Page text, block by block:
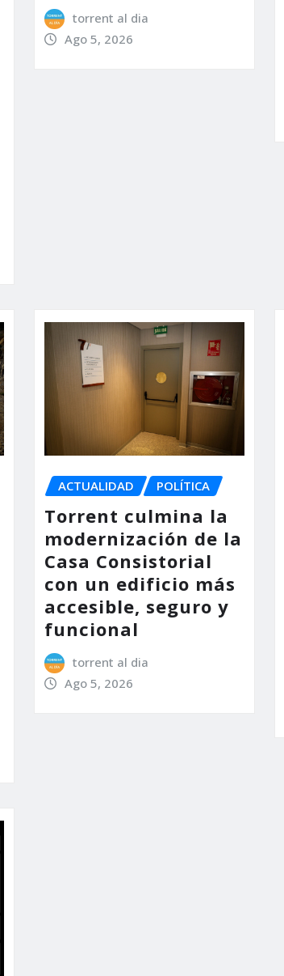
torrent al dia
Ago 5, 2026
ACTUALIDAD POLÍTICA
Torrent culmina la
modernización de la
Casa Consistorial
con un edificio más
accesible, seguro y
funcional
torrent al dia
Ago 5, 2026